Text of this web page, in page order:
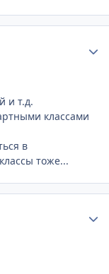
и т.д.
классами
в
тоже...